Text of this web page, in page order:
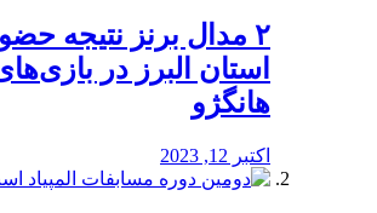
استان البرز در
هانگژو
اکتبر 12, 2023